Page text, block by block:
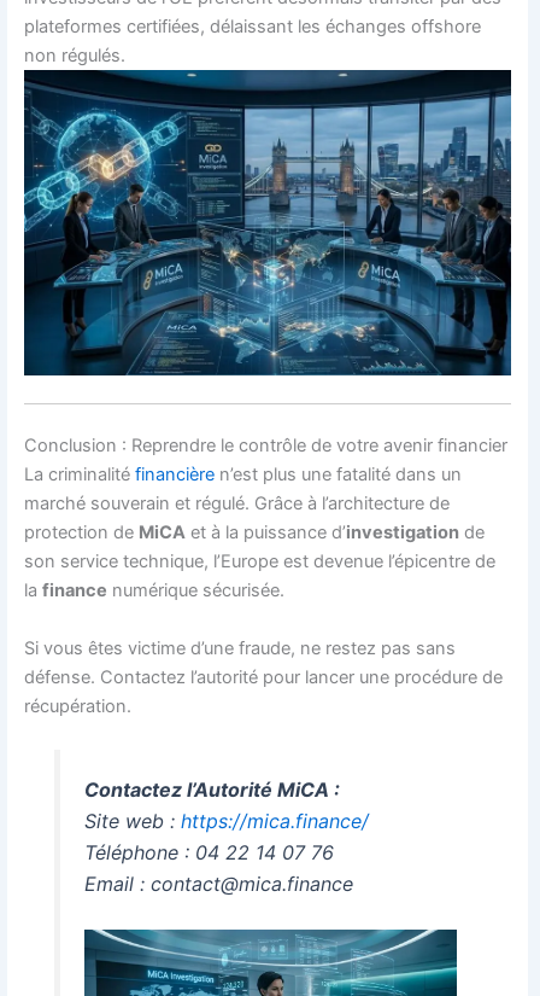
plateformes certifiées, délaissant les échanges offshore
non régulés.
Conclusion : Reprendre le contrôle de votre avenir financier
La criminalitéfinancière n’est plus une fatalité dans un
marché souverain et régulé. Grâce à l’architecture de
protection de MiCA et à la puissance d’investigation de
son service technique, l’Europe est devenue l’épicentre de
lafinance numérique sécurisée.
Si vous êtes victime d’une fraude, ne restez pas sans
défense. Contactez l’autorité pour lancer une procédure de
récupération.
Contactez l’Autorité MiCA :
Site web : https://mica.finance/
Téléphone : 04 22 14 07 76
Email : contact@mica.finance